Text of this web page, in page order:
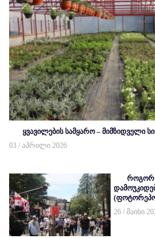
ყვავილების სამყარო – მიმზიდველი
03 / აპრილი 2026
როგორ
26 / მაისი